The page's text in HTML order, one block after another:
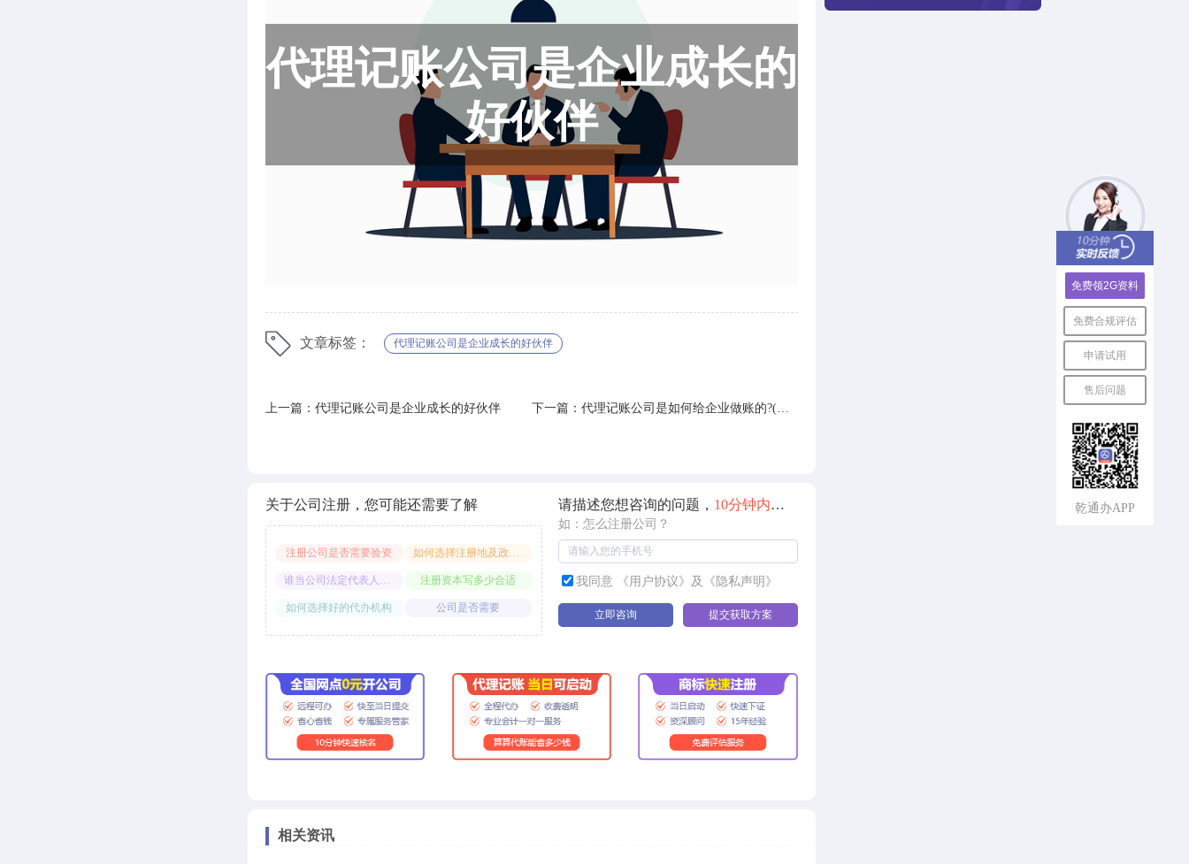
文章标签： 代理记账公司是企业成长的好伙伴
上一篇：代理记账公司是企业成长的好伙伴
下一篇：代理记账公司是如何给企业做账的?(最
关于公司注册，您可能还需要了解
注册公司是否需要验资 如何选择注册地及政策享受
谁当公司法定代表人合适 注册资本写多少合适
如何选择好的代办机构 公司是否需要
请描述您想咨询的问题， 10分钟内快速回电，
如：怎么注册公司？
我同意 《用户协议》及《隐私声明》
立即咨询 提交获取方案
相关资讯
免费领2G资料
免费合规评估
申请试用
售后问题
乾通办APP